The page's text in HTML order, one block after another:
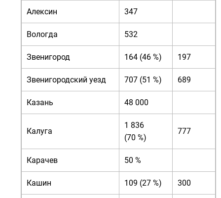
Алексин 347
Вологда 532
Звенигород 164 (46 %) 197
Звенигородский уезд 707 (51 %) 689
Казань 48 000
Калуга
1 836
(70 %)
777
Карачев 50 %
Кашин 109 (27 %) 300